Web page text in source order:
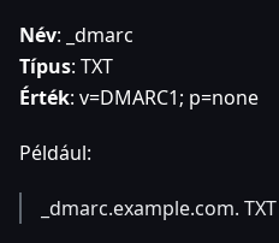
Név: _dmarc
Típus: TXT
Érték: v=DMARC1; p=none
Például:
_dmarc.example.com.